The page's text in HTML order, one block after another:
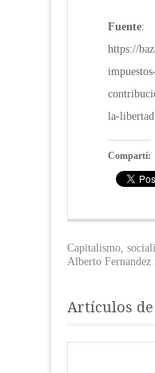
Fuente:
https://
la-
Compartí:
Capitalismo,
Alberto Fernandez
Artículos